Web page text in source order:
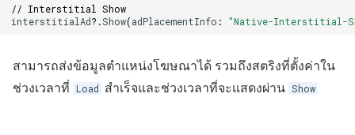
// Interstitial Show
interstitialAd?.Show(adPlacementInfo : "Native-Interstitial-
สามารถส่งข้อมูลตำแหน่งโฆษณาได้ รวมถึงสตริงที่ตั้งค่าใน
ช่วงเวลาที่
Load สำเร็จและช่วงเวลาที่จะแสดงผ่าน Show